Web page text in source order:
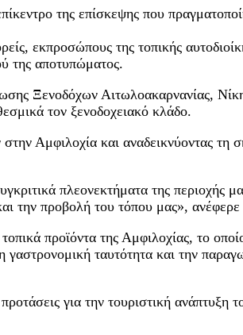
της επίσκεψης που
εκπροσώπους της τοπικής
της αποτυπώματος.
Ξενοδόχων Αιτωλοακαρνανίας,
τον ξενοδοχειακό κλάδο.
Αμφιλοχία και αναδεικνύοντας τη
πλεονεκτήματα της περιοχής
την προβολή του τόπου μας», ανέφερε
προϊόντα της Αμφιλοχίας, το
γαστρονομική ταυτότητα και την
για την τουριστική ανάπτυξη